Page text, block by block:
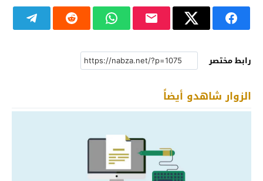
رابط مختصر
الزوار شاهدو أيضاً